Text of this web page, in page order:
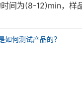
间为(8-12)min，样
如何测试产品的？